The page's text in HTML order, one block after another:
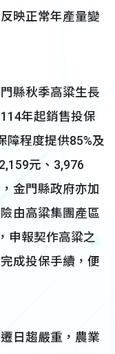
映正常年產量變
縣秋季高粱生長
年起銷售投保
障程度提供85%及
元、3,976
金門縣政府亦加
由高粱集團產區
申報契作高粱之
成投保手續，便
日趨嚴重，農業